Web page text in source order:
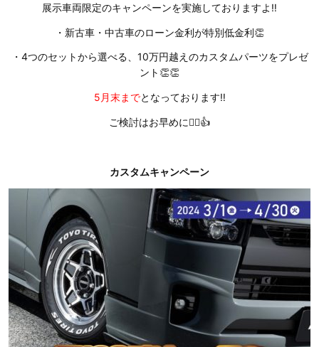
展示車両限定のキャンペーンを実施しておりますよ‼
・新古車・中古車のローン金利が特別低金利👏
・4つのセットから選べる、10万円越えのカスタムパーツをプレゼ
ント👏👏
5月末までとなっております‼
ご検討はお早めに🙇‍♀️👍
カスタムキャンペーン